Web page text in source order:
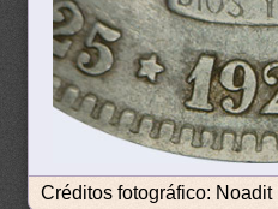
Créditos fotográfico: Noadit